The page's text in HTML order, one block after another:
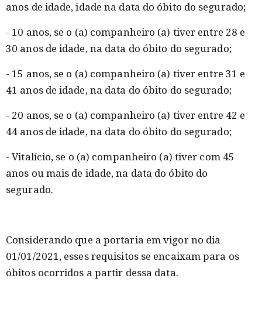
anos de idade, idade na data do óbito do segurado;
- 10 anos, se o (a) companheiro (a) tiver entre 28 e
30 anos de idade, na data do óbito do segurado;
- 15 anos, se o (a) companheiro (a) tiver entre 31 e
41 anos de idade, na data do óbito do segurado;
- 20 anos, se o (a) companheiro (a) tiver entre 42 e
44 anos de idade, na data do óbito do segurado;
- Vitalício, se o (a) companheiro (a) tiver com 45
anos ou mais de idade, na data do óbito do
segurado.
Considerando que a portaria em vigor no dia
01/01/2021, esses requisitos se encaixam para os
óbitos ocorridos a partir dessa data.